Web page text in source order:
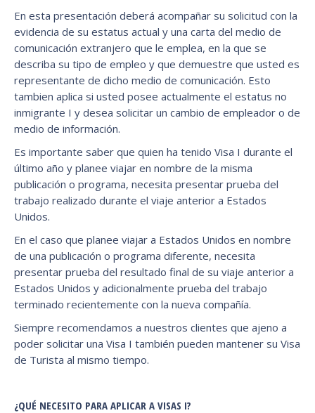
En esta presentación deberá acompañar su solicitud con la
evidencia de su estatus actual y una carta del medio de
comunicación extranjero que le emplea, en la que se
describa su tipo de empleo y que demuestre que usted es
representante de dicho medio de comunicación. Esto
tambien aplica si usted posee actualmente el estatus no
inmigrante I y desea solicitar un cambio de empleador o de
medio de información.
Es importante saber que quien ha tenido Visa I durante el
último año y planee viajar en nombre de la misma
publicación o programa, necesita presentar prueba del
trabajo realizado durante el viaje anterior a Estados
Unidos.
En el caso que planee viajar a Estados Unidos en nombre
de una publicación o programa diferente, necesita
presentar prueba del resultado final de su viaje anterior a
Estados Unidos y adicionalmente prueba del trabajo
terminado recientemente con la nueva compañía.
Siempre recomendamos a nuestros clientes que ajeno a
poder solicitar una Visa I también pueden mantener su Visa
de Turista al mismo tiempo.
¿QUÉ NECESITO PARA APLICAR A VISAS I?